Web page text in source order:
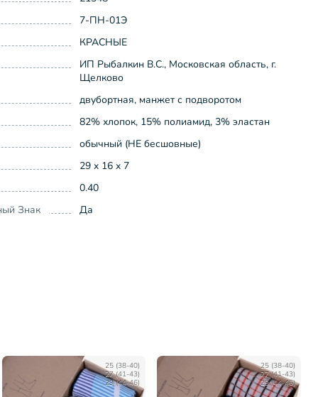
7-ПН-01Э
КРАСНЫЕ
ИП Рыбалкин В.С., Московская область, г.
Щелково
двубортная, манжет с подворотом
82% хлопок, 15% полиамид, 3% эластан
обычный (НЕ бесшовные)
29 x 16 x 7
0.40
Знак
Да
25 (38-40)
27 (41-43)
29 (44-46)
25 (38-40)
27 (41-43)
29 (44-46)